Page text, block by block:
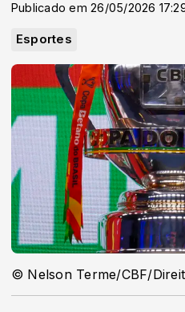
Publicado em 26/05/2026
Esportes
© Nelson Terme/CBF/